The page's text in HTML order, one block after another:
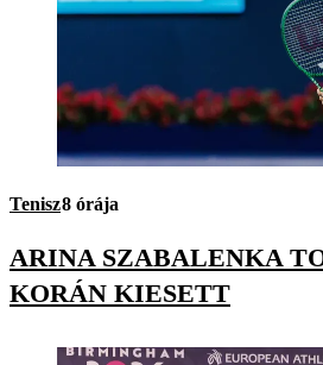
Tenisz8 órája
ARINA SZABALENKA
KORÁN KIESETT